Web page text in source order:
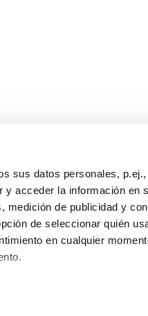
sus datos personales,
acceder la información en
medición de publicidad y
de seleccionar quién
en cualquier